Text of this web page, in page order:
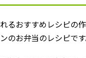
るおすすめレシピの
のお弁当のレシピで